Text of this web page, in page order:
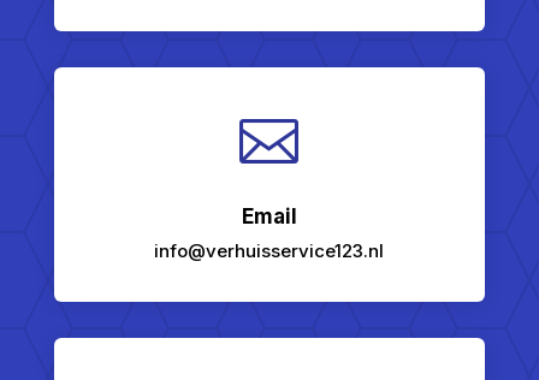

Email
info@verhuisservice123.nl